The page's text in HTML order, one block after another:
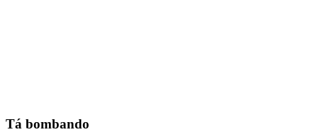
Tá bombando